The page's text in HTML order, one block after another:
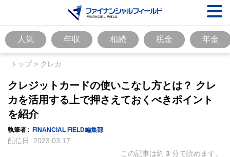
人気 年収 相続 税金 年金
トップ> クレカ
クレジットカードの使いこなし方とは？ クレ
カを活用する上で押さえておくべきポイント
を紹介
執筆者 : FINANCIAL FIELD編集部
配信日: 2023.03.17
この記事は約 3 分で読めます。